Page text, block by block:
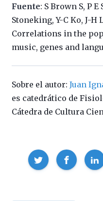
Fuente: S Brown S, P E
Stoneking, Y-C Ko, J-H
Correlations in the
music, genes and
Sobre el autor: Juan
es catedrático de
Cátedra de Cultura
Compartir